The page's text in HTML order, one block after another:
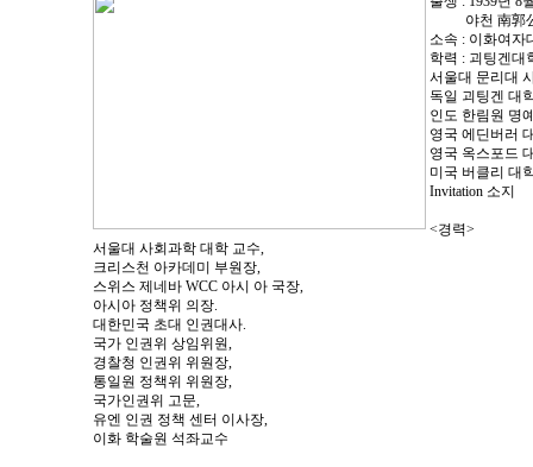
야천 南郭
소속 : 이화여자
학력 : 괴팅겐대
서울대 문리대
독일 괴팅겐 대
인도 한림원 명
영국 에딘버러
영국 옥스포드
미국 버클리 대
Invitation 소지
<경력>
서울대 사회과학 대학 교수,
크리스천 아카데미 부원장,
스위스 제네바 WCC 아시 아 국장,
아시아 정책위 의장.
대한민국 초대 인권대사.
국가 인권위 상임위원,
경찰청 인권위 위원장,
통일원 정책위 위원장,
국가인권위 고문,
유엔 인권 정책 센터 이사장,
이화 학술원 석좌교수